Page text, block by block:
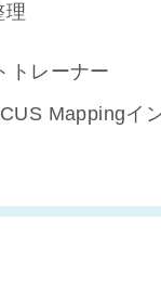
トレーナー
Mappingイ